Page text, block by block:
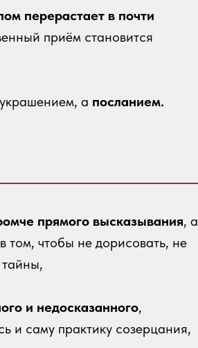
прямого высказывания, а
том, чтобы не дорисовать, не
тайны,
и недосказанного,
и саму практику созерцания,
перерастает в почти
приём становится
а посланием.